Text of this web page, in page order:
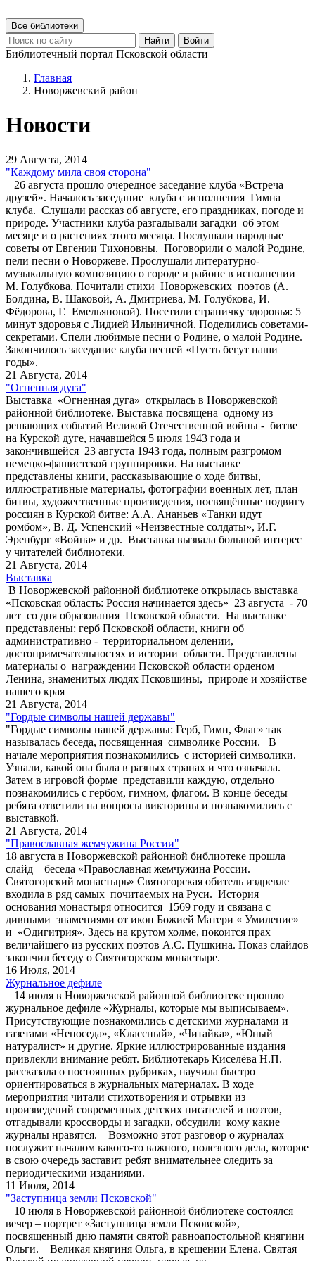
Все библиотеки
Найти
Войти
Библиотечный портал Псковской области
Главная
Новоржевский район
Новости
29 Августа, 2014
"Каждому мила своя сторона"
26 августа прошло очередное заседание клуба «Встреча
друзей». Началось заседание клуба с исполнения Гимна
клуба. Слушали рассказ об августе, его праздниках, погоде и
природе. Участники клуба разгадывали загадки об этом
месяце и о растениях этого месяца. Послушали народные
советы от Евгении Тихоновны. Поговорили о малой Родине,
пели песни о Новоржеве. Прослушали литературно-
музыкальную композицию о городе и районе в исполнении
М. Голубкова. Почитали стихи Новоржевских поэтов (А.
Болдина, В. Шаковой, А. Дмитриева, М. Голубкова, И.
Фёдорова, Г. Емельяновой). Посетили страничку здоровья: 5
минут здоровья с Лидией Ильиничной. Поделились советами-
секретами. Спели любимые песни о Родине, о малой Родине.
Закончилось заседание клуба песней «Пусть бегут наши
годы».
21 Августа, 2014
"Огненная дуга"
Выставка «Огненная дуга» открылась в Новоржевской
районной библиотеке. Выставка посвящена одному из
решающих событий Великой Отечественной войны - битве
на Курской дуге, начавшейся 5 июля 1943 года и
закончившейся 23 августа 1943 года, полным разгромом
немецко-фашистской группировки. На выставке
представлены книги, рассказывающие о ходе битвы,
иллюстративные материалы, фотографии военных лет, план
битвы, художественные произведения, посвящённые подвигу
россиян в Курской битве: А.А. Ананьев «Танки идут
ромбом», В. Д. Успенский «Неизвестные солдаты», И.Г.
Эренбург «Война» и др. Выставка вызвала большой интерес
у читателей библиотеки.
21 Августа, 2014
Выставка
В Новоржевской районной библиотеке открылась выставка
«Псковская область: Россия начинается здесь» 23 августа - 70
лет со дня образования Псковской области. На выставке
представлены: герб Псковской области, книги об
административно - территориальном делении,
достопримечательностях и истории области. Представлены
материалы о награждении Псковской области орденом
Ленина, знаменитых людях Псковщины, природе и хозяйстве
нашего края
21 Августа, 2014
"Гордые символы нашей державы"
"Гордые символы нашей державы: Герб, Гимн, Флаг» так
называлась беседа, посвященная символике России. В
начале мероприятия познакомились с историей символики.
Узнали, какой она была в разных странах и что означала.
Затем в игровой форме представили каждую, отдельно
познакомились с гербом, гимном, флагом. В конце беседы
ребята ответили на вопросы викторины и познакомились с
выставкой.
21 Августа, 2014
"Православная жемчужина России"
18 августа в Новоржевской районной библиотеке прошла
слайд – беседа «Православная жемчужина России.
Святогорский монастырь» Святогорская обитель издревле
входила в ряд самых почитаемых на Руси. История
основания монастыря относится 1569 году и связана с
дивными знамениями от икон Божией Матери « Умиление»
и «Одигитрия». Здесь на крутом холме, покоится прах
величайшего из русских поэтов А.С. Пушкина. Показ слайдов
закончил беседу о Святогорском монастыре.
16 Июля, 2014
Журнальное дефиле
14 июля в Новоржевской районной библиотеке прошло
журнальное дефиле «Журналы, которые мы выписываем».
Присутствующие познакомились с детскими журналами и
газетами «Непоседа», «Классный», «Читайка», «Юный
натуралист» и другие. Яркие иллюстрированные издания
привлекли внимание ребят. Библиотекарь Киселёва Н.П.
рассказала о постоянных рубриках, научила быстро
ориентироваться в журнальных материалах. В ходе
мероприятия читали стихотворения и отрывки из
произведений современных детских писателей и поэтов,
отгадывали кроссворды и загадки, обсудили кому какие
журналы нравятся. Возможно этот разговор о журналах
послужит началом какого-то важного, полезного дела, которое
в свою очередь заставит ребят внимательнее следить за
периодическими изданиями.
11 Июля, 2014
"Заступница земли Псковской"
10 июля в Новоржевской районной библиотеке состоялся
вечер – портрет «Заступница земли Псковской»,
посвященный дню памяти святой равноапостольной княгини
Ольги. Великая княгиня Ольга, в крещении Елена. Святая